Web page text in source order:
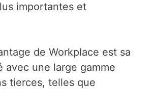
importantes et
de Workplace est sa
avec une large gamme
tierces, telles que